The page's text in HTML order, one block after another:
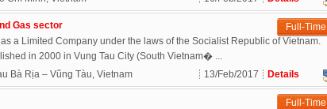
Gas sector
Full-Time
a Limited Company under the laws of the Socialist Republic of Vietnam.
in 2000 in Vung Tau City (South Vietnam� ...
Bà Rịa – Vũng Tàu, Vietnam 13/Feb/2017 Details
Full-Time